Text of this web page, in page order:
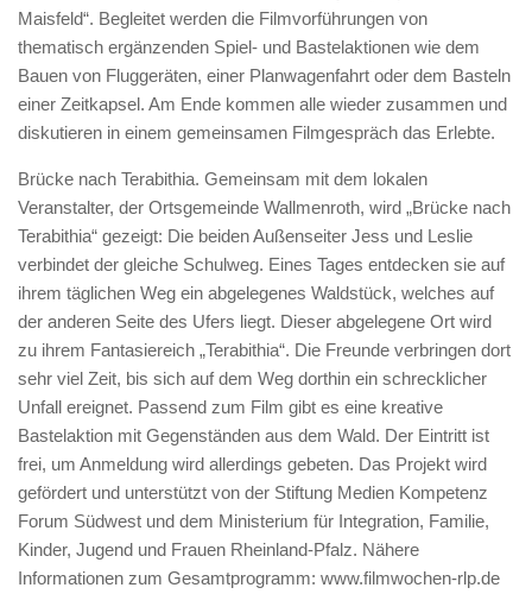
Maisfeld“. Begleitet werden die Filmvorführungen von
thematisch ergänzenden Spiel- und Bastelak­tionen wie dem
Bauen von Fluggeräten, einer Planwagenfahrt oder dem Basteln
einer Zeitkapsel. Am Ende kommen alle wieder zusammen und
diskutieren in einem gemeinsamen Filmgespräch das Erlebte.
Brücke nach Terabithia. Gemeinsam mit dem lokalen
Veranstalter, der Ortsgemeinde Wallmenroth, wird „Brücke nach
Terabithia“ gezeigt: Die beiden Außenseiter Jess und Leslie
verbindet der gleiche Schulweg. Eines Tages entdecken sie auf
ihrem täglichen Weg ein abgelegenes Waldstück, welches auf
der anderen Seite des Ufers liegt. Dieser abgelegene Ort wird
zu ihrem Fantasiereich „Terabithia“. Die Freunde verbringen dort
sehr viel Zeit, bis sich auf dem Weg dorthin ein schrecklicher
Unfall ereignet. Passend zum Film gibt es eine kreative
Bastelaktion mit Gegenständen aus dem Wald. Der Eintritt ist
frei, um Anmeldung wird allerdings gebeten. Das Projekt wird
gefördert und unterstützt von der Stiftung Medien Kompetenz
Forum Südwest und dem Ministerium für Integration, Familie,
Kinder, Jugend und Frauen Rheinland-Pfalz. Nähere
Informationen zum Gesamtprogramm: www.filmwochen-rlp.de